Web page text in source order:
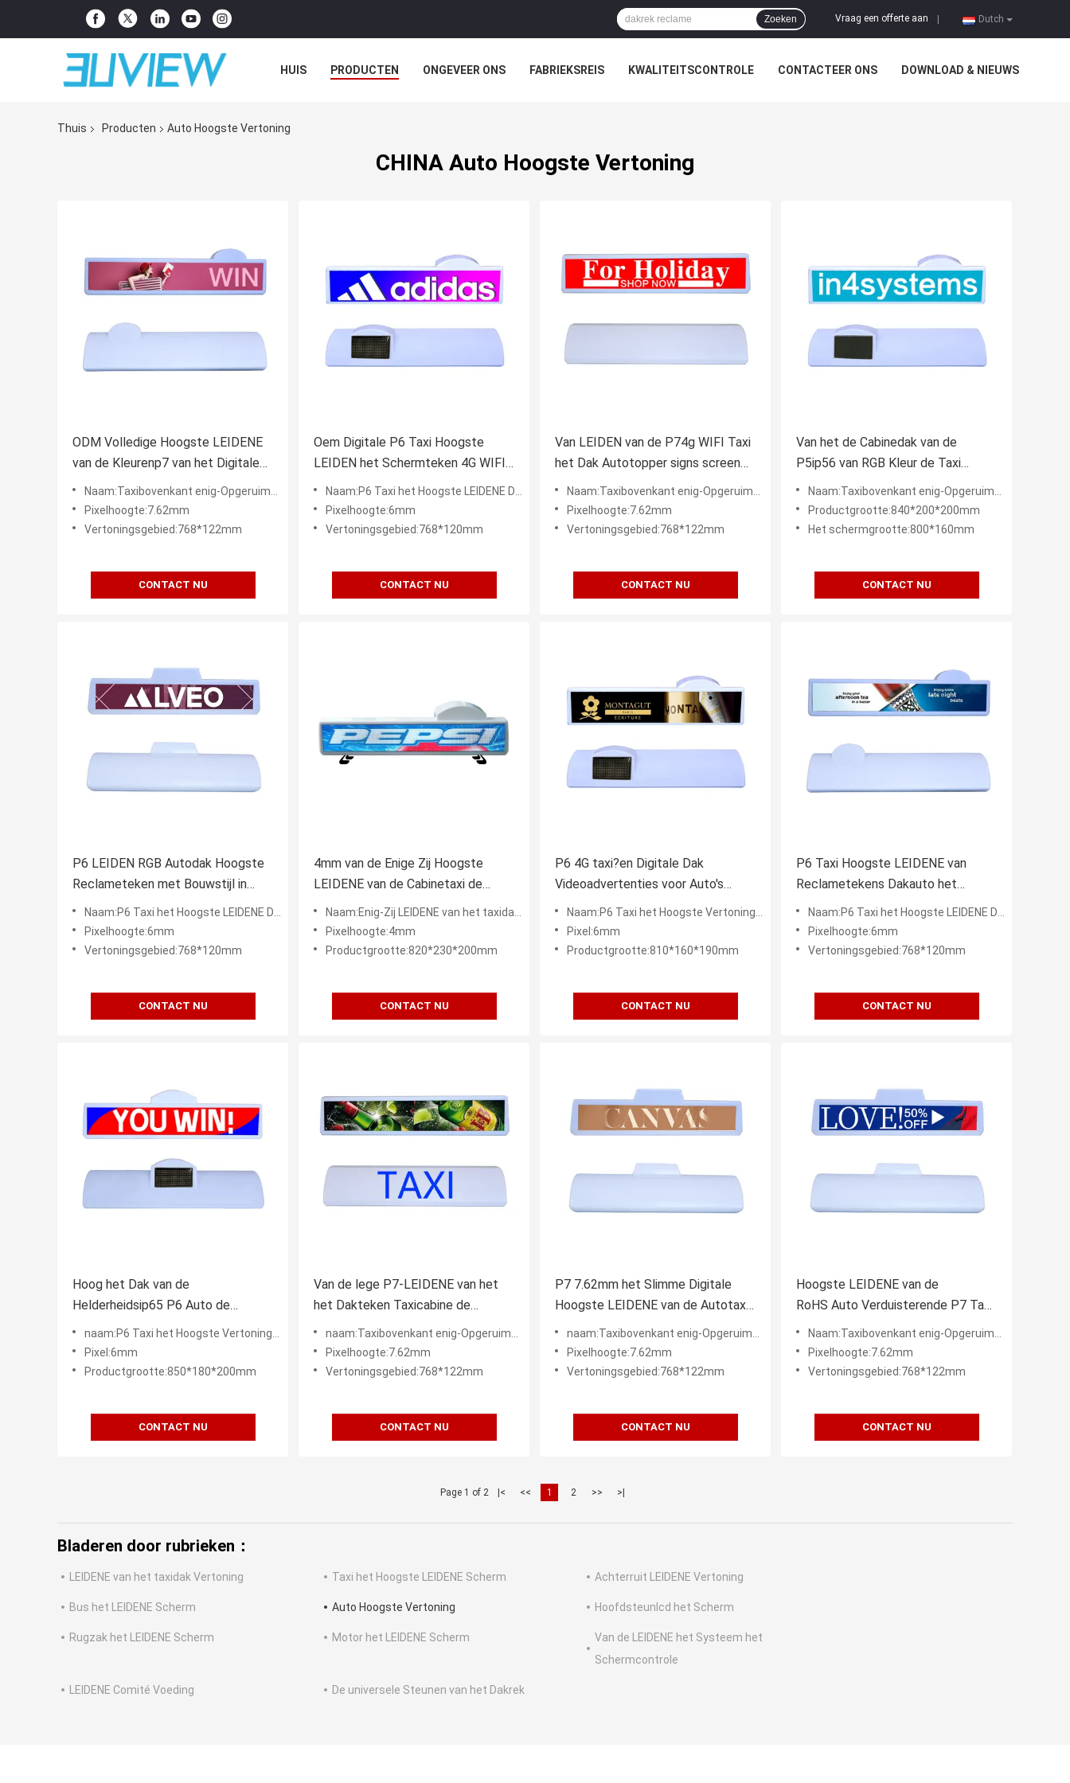
Dutch
Vraag een offerte aan
Zoeken
HUIS PRODUCTEN ONGEVEER ONS FABRIEKSREIS KWALITEITSCONTROLE CONTACTEER ONS DOWNLOAD & NIEUWS
Thuis
Producten Auto Hoogste Vertoning
CHINA Auto Hoogste Vertoning
ODM Volledige Hoogste LEIDENE
van de Kleurenp7 van het Digitale
Taxi het Tekenvertoning het
Schermdak
Naam:Taxibovenkant enig-Opgeruimde LEIDENE Vertoning
Pixelhoogte:7.62mm
Vertoningsgebied:768*122mm
CONTACT NU
Oem Digitale P6 Taxi Hoogste
LEIDEN het Schermteken 4G WIFI
GPS voor Autodak 25W
Naam:P6 Taxi het Hoogste LEIDENE Digitale Vertoningsscherm 4G
Pixelhoogte:6mm
Vertoningsgebied:768*120mm
CONTACT NU
Van LEIDEN van de P74g WIFI Taxi
het Dak Autotopper signs screen
for vehicle Reclame
Naam:Taxibovenkant enig-Opgeruimde LEIDENE Vertoning
Pixelhoogte:7.62mm
Vertoningsgebied:768*122mm
CONTACT NU
Van het de Cabinedak van de
P5ip56 van RGB Kleur de Taxi
Hoogste LEIDENE de Cabine
Toppers het Scherm4g WIFI Taxi
Naam:Taxibovenkant enig-Opgeruimde LEIDENE Vertoning
Productgrootte:840*200*200mm
Het schermgrootte:800*160mm
CONTACT NU
P6 LEIDEN RGB Autodak Hoogste
Reclameteken met Bouwstijl in
GPSNaam:P6 Taxi het Hoogste LEIDENE Digitale Vertoningsscherm 4G
Pixelhoogte:6mm
Vertoningsgebied:768*120mm
CONTACT NU
4mm van de Enige Zij Hoogste
LEIDENE van de Cabinetaxi de
Helderheid het Schermvertoning
4500cd
Naam:Enig-Zij LEIDENE van het taxidak Digitale Vertoning
Pixelhoogte:4mm
Productgrootte:820*230*200mm
CONTACT NU
P6 4G taxi?en Digitale Dak
Videoadvertenties voor Auto's
Adverterend het Scherm
Naam:P6 Taxi het Hoogste Vertoning Video Digitale 4G Reclamescherm
Pixel:6mm
Productgrootte:810*160*190mm
CONTACT NU
P6 Taxi Hoogste LEIDENE van
Reclametekens Dakauto het
Reclamescherm 4G WIFI GPS
Naam:P6 Taxi het Hoogste LEIDENE Digitale Vertoningsscherm 4G
Pixelhoogte:6mm
Vertoningsgebied:768*120mm
CONTACT NU
Hoog het Dak van de
Helderheidsip65 P6 Auto de
Taxiaanplakbord van het
Reclameteken
naam:P6 Taxi het Hoogste Vertoning Video Digitale 4G Reclamescherm
Pixel:6mm
Productgrootte:850*180*200mm
CONTACT NU
Van de lege P7-LEIDENE van het
het Dakteken Taxicabine de
Douaneauto Topper Signs 20W
naam:Taxibovenkant enig-Opgeruimde LEIDENE Vertoning
Pixelhoogte:7.62mm
Vertoningsgebied:768*122mm
CONTACT NU
P7 7.62mm het Slimme Digitale
Hoogste LEIDENE van de Autotaxi
Scherm voor Dak die 5V adverteren
naam:Taxibovenkant enig-Opgeruimde LEIDENE Vertoning
Pixelhoogte:7.62mm
Vertoningsgebied:768*122mm
CONTACT NU
Hoogste LEIDENE van de
RoHS Auto Verduisterende P7 Taxi
het Schermvertoning voor Autodak
Naam:Taxibovenkant enig-Opgeruimde LEIDENE Vertoning
Pixelhoogte:7.62mm
Vertoningsgebied:768*122mm
CONTACT NU
Page 1 of 2 |< << 1 2 >> >|
Bladeren door rubrieken：
LEIDENE van het taxidak Vertoning Taxi het Hoogste LEIDENE Scherm Achterruit LEIDENE Vertoning
Bus het LEIDENE Scherm Auto Hoogste Vertoning Hoofdsteunlcd het Scherm
Rugzak het LEIDENE Scherm Motor het LEIDENE Scherm
Van de LEIDENE het Systeem het
Schermcontrole
LEIDENE Comité Voeding De universele Steunen van het Dakrek